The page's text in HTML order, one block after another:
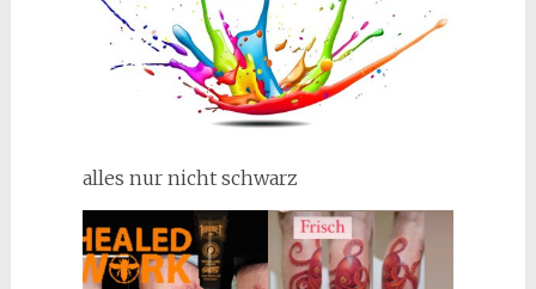
alles nur nicht schwarz